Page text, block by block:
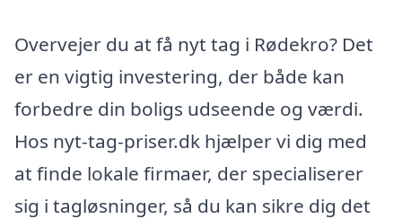
Overvejer du at få nyt tag i Rødekro? Det
er en vigtig investering, der både kan
forbedre din boligs udseende og værdi.
Hos nyt-tag-priser.dk hjælper vi dig med
at finde lokale firmaer, der specialiserer
sig i tagløsninger, så du kan sikre dig det